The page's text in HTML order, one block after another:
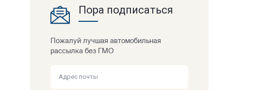
Пора подписаться
Пожалуй лучшая автомобильная
рассылка без ГМО